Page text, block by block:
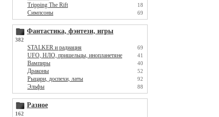
Tripping The Rift 18
Симпсоны 69
Фантастика, фэнтези, игры
382
STALKER и радиация 69
UFO, НЛО, пришельцы, инопланетяне 41
Вампиры 40
Драконы 52
Рыцари, доспехи, латы 92
Эльфы 88
Разное
162